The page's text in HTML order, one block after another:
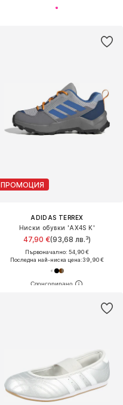
ПРОМОЦИЯ
ADIDAS TERREX
Ниски обувки 'AX4S K'
47,90 €(93,68 лв.³)
Първоначално: 54,90 €
Последна най-ниска цена:39,90 €